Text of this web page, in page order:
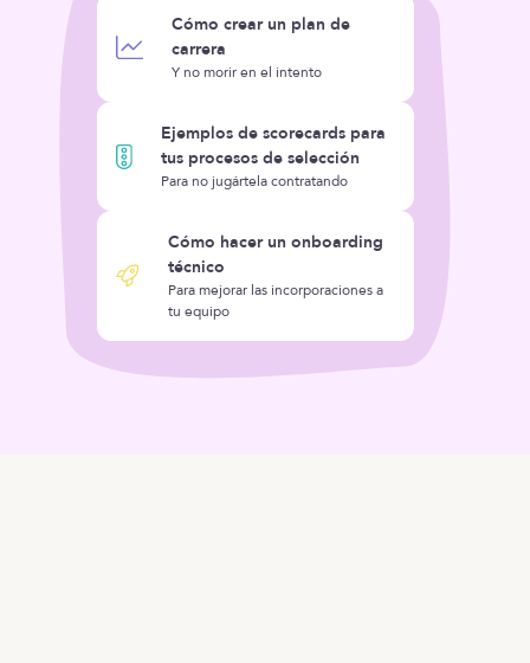
Cómo crear un plan de
carrera
Y no morir en el intento
Ejemplos de scorecards para
tus procesos de selección
Para no jugártela contratando
Cómo hacer un onboarding
técnico
Para mejorar las incorporaciones a
tu equipo